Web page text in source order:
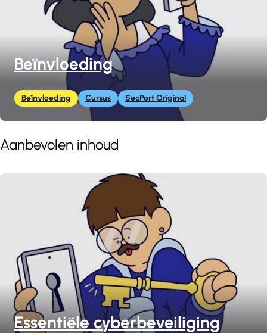
Beïnvloeding
Beïnvloeding Cursus SecPort Original
Aanbevolen inhoud
Essentiële cyberbeveiliging